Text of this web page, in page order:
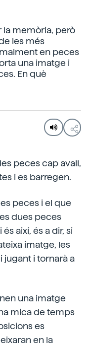
la memòria, però
les més
en peces
una imatge i
En què
peces cap avall,
i es barregen.
peces i el que
dues peces
així, és a dir, si
imatge, les
jugant i tornarà a
una imatge
mica de temps
es
en la